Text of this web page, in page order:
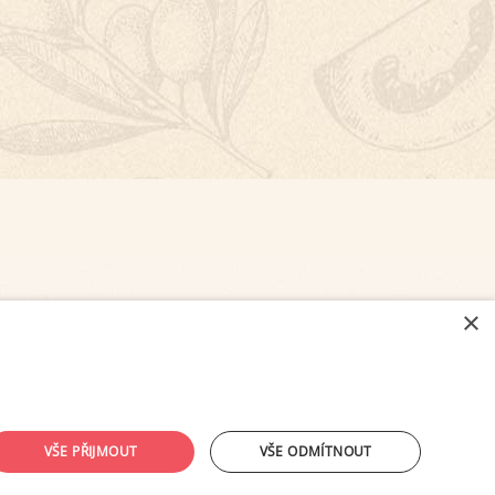
×
VŠE PŘIJMOUT VŠE ODMÍTNOUT